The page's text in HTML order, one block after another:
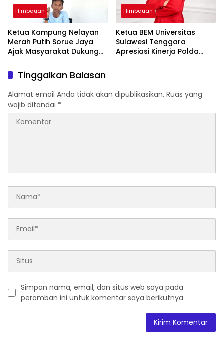
Himbauan
Ketua Kampung Nelayan
Merah Putih Sorue Jaya
Ajak Masyarakat Dukung
Jaga Kelestarian Laut
Himbauan
Ketua BEM Universitas
Sulawesi Tenggara
Apresiasi Kinerja Polda
Tinggalkan Balasan
Alamat email Anda tidak akan dipublikasikan. Ruas yang
wajib ditandai *
Simpan nama, email, dan situs web saya pada
peramban ini untuk komentar saya berikutnya.